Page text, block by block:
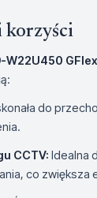
korzyści
W22U450
do
CCTV: Idealna
co zwiększa